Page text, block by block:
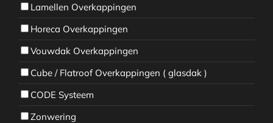
Lamellen Overkappingen
Horeca Overkappingen
Vouwdak Overkappingen
Cube / Flatroof Overkappingen ( glasdak )
CODE Systeem
Zonwering